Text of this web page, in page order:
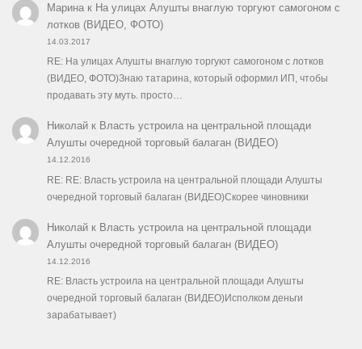
Маринак На улицах Алушты внаглую торгуют самогоном с
лотков (ВИДЕО, ФОТО)
14.03.2017
RE: На улицах Алушты внаглую торгуют самогоном с лотков
(ВИДЕО, ФОТО)Знаю татарина, который оформил ИП, чтобы
продавать эту муть. просто…
Николайк Власть устроила на центральной площади
Алушты очередной торговый балаган (ВИДЕО)
14.12.2016
RE: RE: Власть устроила на центральной площади Алушты
очередной торговый балаган (ВИДЕО)Скорее чиновники
Николайк Власть устроила на центральной площади
Алушты очередной торговый балаган (ВИДЕО)
14.12.2016
RE: Власть устроила на центральной площади Алушты
очередной торговый балаган (ВИДЕО)Исполком деньги
зарабатывает)